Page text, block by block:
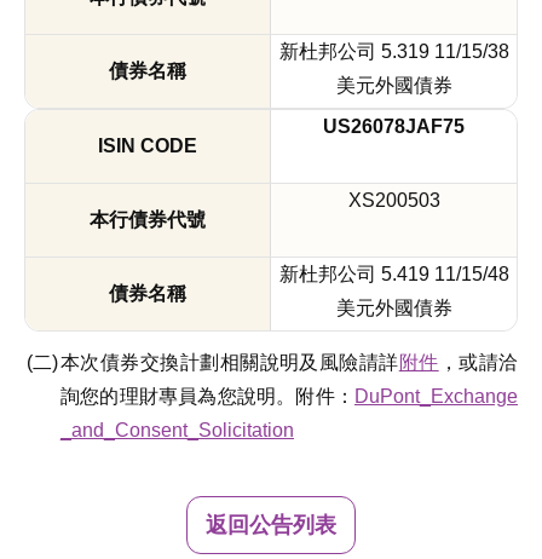
新杜邦公司 5.319 11/15/38
美元外國債券
US26078JAF75
XS200503
新杜邦公司 5.419 11/15/48
美元外國債券
本次債券交換計劃相關說明及風險請詳附件 ，或請洽
詢您的理財專員為您說明。附件： DuPont_Exchange
_and_Consent_Solicitation
返回公告列表